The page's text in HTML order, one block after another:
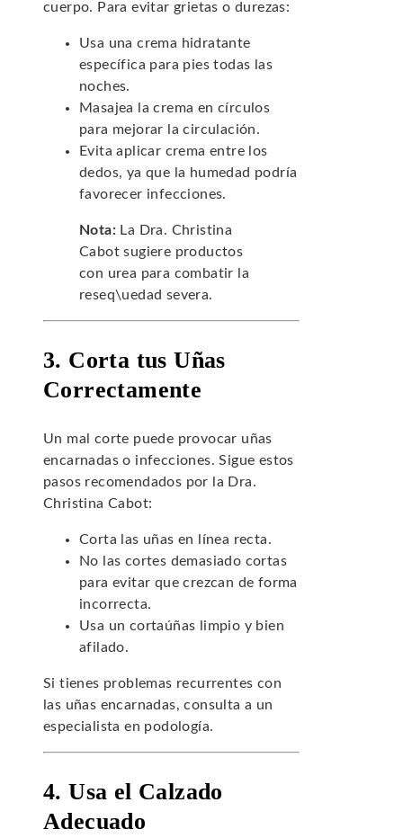
cuerpo. Para evitar grietas o durezas:
Usa una crema hidratante
específica para pies todas las
noches.
Masajea la crema en círculos
para mejorar la circulación.
Evita aplicar crema entre los
dedos, ya que la humedad podría
favorecer infecciones.
Nota: La Dra. Christina
Cabot sugiere productos
con urea para combatir la
reseq\uedad severa.
3. Corta tus Uñas
Correctamente
Un mal corte puede provocar uñas
encarnadas o infecciones. Sigue estos
pasos recomendados por la Dra.
Christina Cabot:
Corta las uñas en línea recta.
No las cortes demasiado cortas
para evitar que crezcan de forma
incorrecta.
Usa un cortaúñas limpio y bien
afilado.
Si tienes problemas recurrentes con
las uñas encarnadas, consulta a un
especialista en podología.
4. Usa el Calzado
Adecuado